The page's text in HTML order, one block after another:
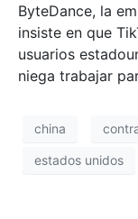
ByteDance, la
insiste en que
usuarios
niega trabajar
china
estados unidos